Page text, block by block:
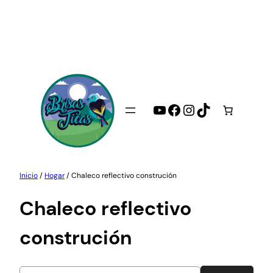
contenido
YouTube
Facebook
Instagram
TikTok
Inicio/Hogar/ Chaleco reflectivo construción
Chaleco reflectivo
construción